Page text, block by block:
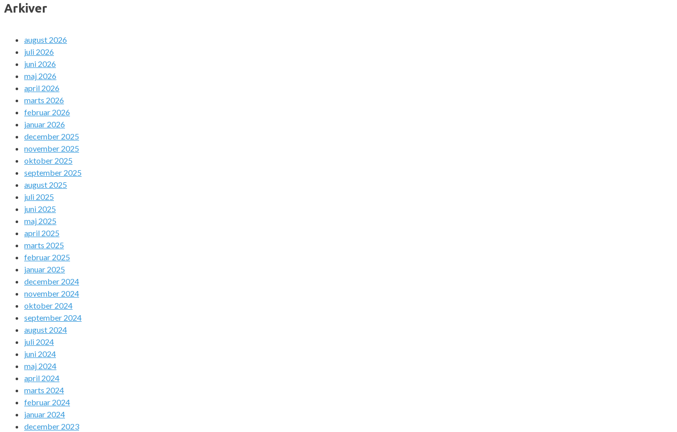
Arkiver
august 2026
juli 2026
juni 2026
maj 2026
april 2026
marts 2026
februar 2026
januar 2026
december 2025
november 2025
oktober 2025
september 2025
august 2025
juli 2025
juni 2025
maj 2025
april 2025
marts 2025
februar 2025
januar 2025
december 2024
november 2024
oktober 2024
september 2024
august 2024
juli 2024
juni 2024
maj 2024
april 2024
marts 2024
februar 2024
januar 2024
december 2023